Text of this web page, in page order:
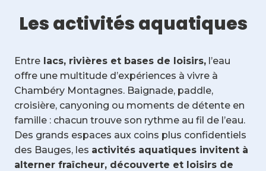
Les activités aquatiques
Entre lacs, rivières et bases de loisirs, l’eau
offre une multitude d’expériences à vivre à
Chambéry Montagnes. Baignade, paddle,
croisière, canyoning ou moments de détente en
famille : chacun trouve son rythme au fil de l’eau.
Des grands espaces aux coins plus confidentiels
des Bauges, les activités aquatiques invitent à
alterner fraîcheur, découverte et loisirs de